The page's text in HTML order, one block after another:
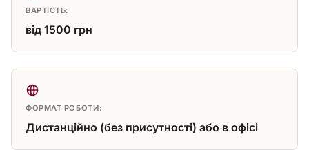
ВАРТІСТЬ:
від 1500 грн
ФОРМАТ РОБОТИ:
Дистанційно (без присутності) або в офісі